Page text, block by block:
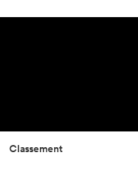
Classement